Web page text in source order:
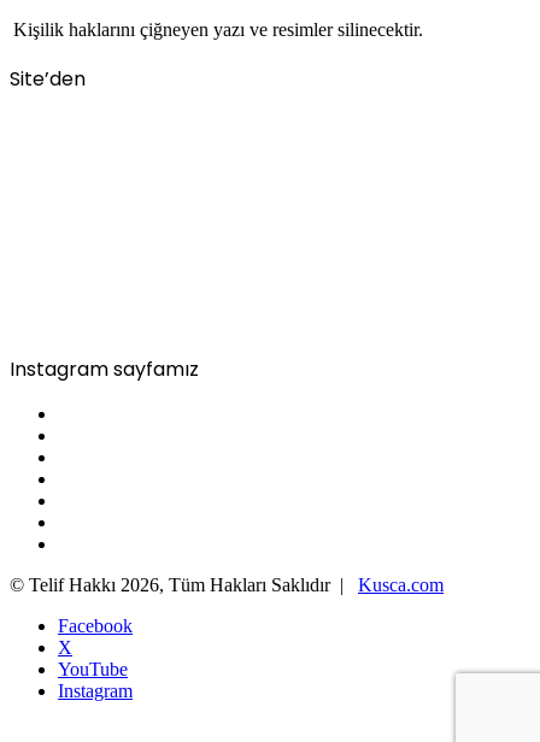
Kişilik haklarını çiğneyen yazı ve resimler silinecektir.
Site’den
Instagram sayfamız
© Telif Hakkı 2026, Tüm Hakları Saklıdır | Kusca.com
Facebook
X
YouTube
Instagram